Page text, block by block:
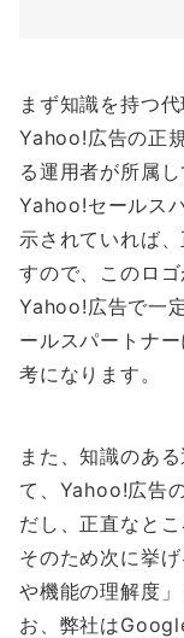
まず知識を持つ
Yahoo!広告の正
る運用者が所属
Yahoo!セールス
示されていれば
すので、このロ
Yahoo!広告で一
ールスパートナ
考になります。
また、知識のあ
て、Yahoo!広告
だし、正直なと
そのため次に挙
や機能の理解度
お、弊社は